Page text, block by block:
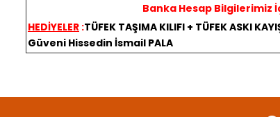
Banka Hesap Bilgilerimiz İçin
HEDİYELER :TÜFEK TAŞIMA KILIFI + TÜFEK ASKI
Güveni Hissedin İsmail PALA